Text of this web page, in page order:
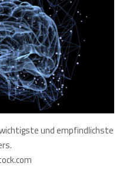
und empfindlichste